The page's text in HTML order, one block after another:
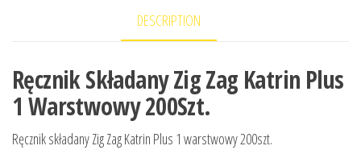
DESCRIPTION
Ręcznik Składany Zig Zag Katrin Plus
1 Warstwowy 200Szt.
Ręcznik składany Zig Zag Katrin Plus 1 warstwowy 200szt.